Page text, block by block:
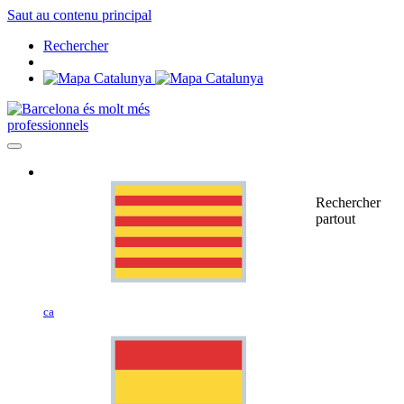
Saut au contenu principal
Rechercher
professionnels
ca
Rechercher
partout